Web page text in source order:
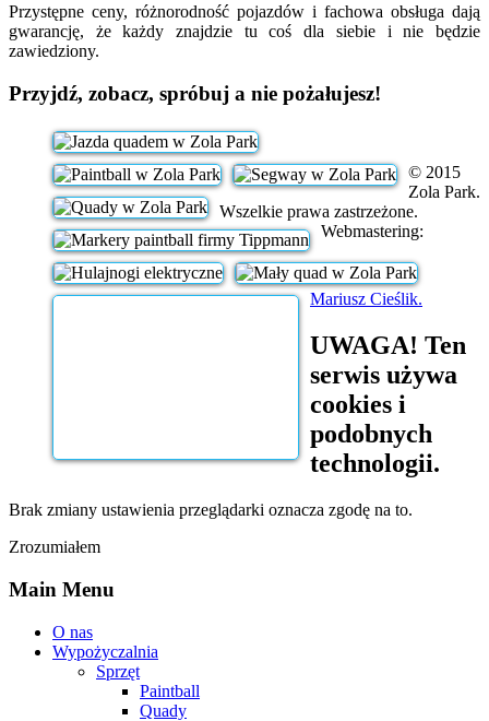
Przystępne ceny, różnorodność pojazdów i fachowa obsługa dają
gwarancję, że każdy znajdzie tu coś dla siebie i nie będzie
zawiedziony.
Przyjdź, zobacz, spróbuj a nie pożałujesz!
© 2015
Zola Park.
Wszelkie prawa zastrzeżone.
Webmastering:
Mariusz Cieślik.
UWAGA! Ten
serwis używa
cookies i
podobnych
technologii.
Brak zmiany ustawienia przeglądarki oznacza zgodę na to.
Zrozumiałem
Main Menu
O nas
Wypożyczalnia
Sprzęt
Paintball
Quady